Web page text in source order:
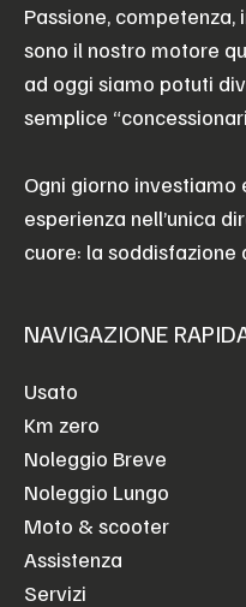
Passione,
sono il nostro motore
ad oggi siamo potuti
semplice
Ogni giorno investiamo
esperienza nell’unica
cuore: la soddisfazione
NAVIGAZIONE
Usato
Km zero
Noleggio Breve
Noleggio Lungo
Moto & scooter
Assistenza
Servizi